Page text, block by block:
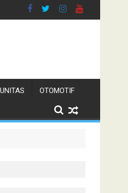
OTOMOTIF